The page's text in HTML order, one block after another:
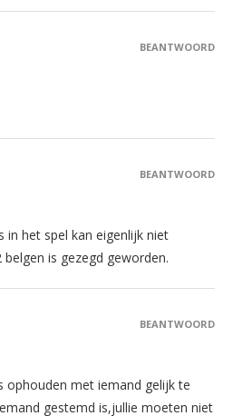
BEANTWOORD
in het spel kan eigenlijk niet
is gezegd geworden.
BEANTWOORD
ophouden met iemand gelijk te
gestemd is,jullie moeten niet
BEANTWOORD